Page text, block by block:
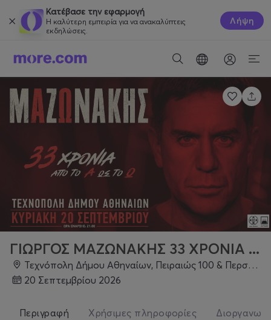
Κατέβασε την εφαρμογή
Η καλύτερη εμπειρία για να ανακαλύπτεις
εκδηλώσεις.
Λήψη
ΓΙΩΡΓΟΣ ΜΑΖΩΝΑΚΗΣ 33 ΧΡΟΝΙΑ ...
Τεχνόπολη Δήμου Αθηναίων, Πειραιώς 100 & Περσεφόνης, Γκάζι
20 Σεπτεμβρίου 2026
Περιγραφή Χρήσιμες πληροφορίες